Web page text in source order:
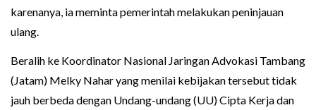
karenanya, ia meminta pemerintah melakukan peninjauan
ulang.
Beralih ke Koordinator Nasional Jaringan Advokasi Tambang
(Jatam) Melky Nahar yang menilai kebijakan tersebut tidak
jauh berbeda dengan Undang-undang (UU) Cipta Kerja dan